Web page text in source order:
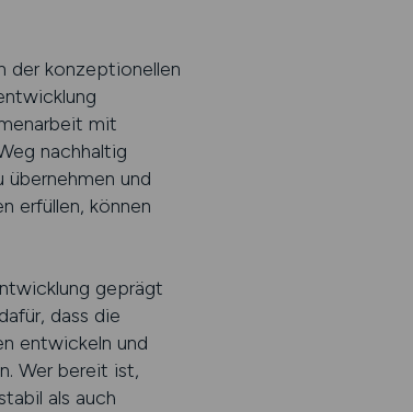
der konzeptionellen
mit
nachhaltig
und
erfüllen, können
geprägt
dass die
entwickeln und
Wer bereit ist,
als auch